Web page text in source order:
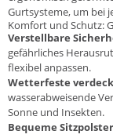
Gurtsysteme, um bei
Komfort und Schutz:
Verstellbare
gefährliches
flexibel anpassen.
Wetterfeste
wasserabweisende
Sonne und Insekten.
Bequeme Sitzpolster